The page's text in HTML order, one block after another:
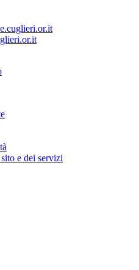
e dei servizi